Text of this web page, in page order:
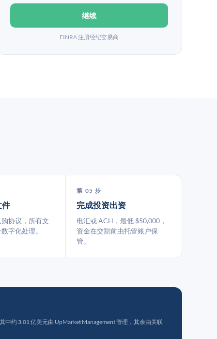
继续
FINRA 注册经纪交易商
件
协议，所有文
字化处理。
第 05 步
完成投资出资
电汇或 ACH，最低 $50,000，
资金在交割前由托管账户保
管。
约 3.01 亿美元由 UpMarket Management 管理，其余由关联